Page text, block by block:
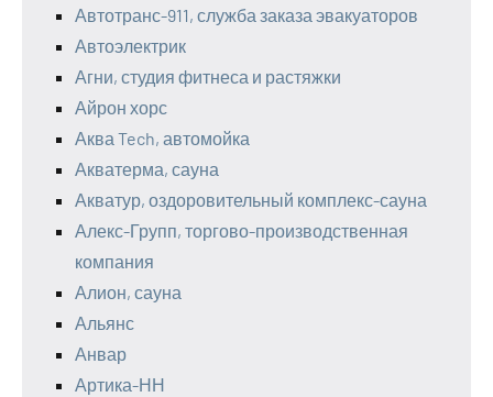
Автотранс-911, служба заказа эвакуаторов
Автоэлектрик
Агни, студия фитнеса и растяжки
Айрон хорс
Аква Tech, автомойка
Акватерма, сауна
Акватур, оздоровительный комплекс-сауна
Алекс-Групп, торгово-производственная
компания
Алион, сауна
Альянс
Анвар
Артика-НН